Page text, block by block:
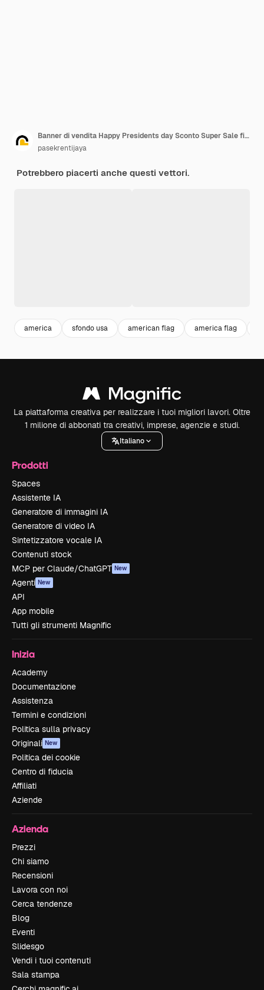
Banner di vendita Happy Presidents day Sconto Super Sale fino al 50% di sconto
pasekrentijaya
Potrebbero piacerti anche questi vettori.
america sfondo usa american flag america flag
La piattaforma creativa per realizzare i tuoi migliori lavori. Oltre
1 milione di abbonati tra creativi, imprese, agenzie e studi.
Italiano
Prodotti
Spaces
Assistente IA
Generatore di immagini IA
Generatore di video IA
Sintetizzatore vocale IA
Contenuti stock
MCP per Claude/ChatGPT New
Agenti New
API
App mobile
Tutti gli strumenti Magnific
Inizia
Academy
Documentazione
Assistenza
Termini e condizioni
Politica sulla privacy
Originali New
Politica dei cookie
Centro di fiducia
Affiliati
Aziende
Azienda
Prezzi
Chi siamo
Recensioni
Lavora con noi
Cerca tendenze
Blog
Eventi
Slidesgo
Vendi i tuoi contenuti
Sala stampa